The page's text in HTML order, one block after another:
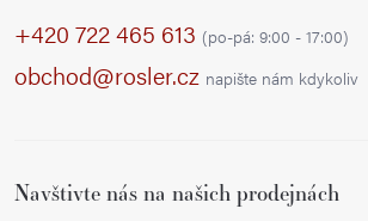
+420 722 465 613 (po-pá: 9:00 - 17:00)
obchod@rosler.cz napište nám kdykoliv
Navštivte nás na našich prodejnách